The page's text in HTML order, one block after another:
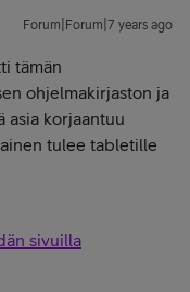
Forum|Forum|7 years ago
tämän
ohjelmakirjaston ja
asia korjaantuu
tulee tabletille
sivuilla